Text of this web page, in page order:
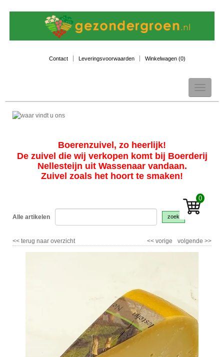
Contact Leveringsvoorwaarden Winkelwagen (0)
Toggle
Boerenzuivel, zo heerlijk!
De zuivel die wij verkopen komt bij Boerderij
Nellesteijn uit Wassenaar vandaan.
Zuivel zoals het hoort te smaken!
0
Alle artikelen zoek
<< terug naar overzicht volgende >>
<< vorige